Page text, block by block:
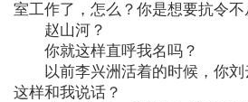
室工作了，怎么？你是想要抗令不
赵山河？
你就这样直呼我名吗？
以前李兴洲活着的时候，你刘
这样和我说话？